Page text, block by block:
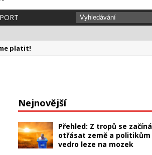
platit!
Nejnovější
Přehled: Z tropů se začíná
otřásat země a politikům
vedro leze na mozek